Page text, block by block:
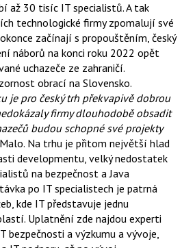
až 30 tisíc IT specialistů. A tak
technologické firmy zpomalují své
začínají s propouštěním, český
náborů na konci roku 2022 opět
uchazeče ze zahraničí.
obrací na Slovensko.
je pro český trh překvapivě dobrou
firmy dlouhodobě obsadit
budou schopné své projekty
Na trhu je přitom největší hlad
developmentu, velký nedostatek
na bezpečnost a Java
po IT specialistech je patrná
kde IT představuje jednu
Uplatnění zde najdou experti
bezpečnosti a výzkumu a vývoje,